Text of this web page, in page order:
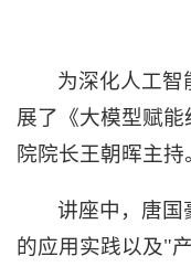
为深化人工智
展了《大模型赋
院院长王朝晖主持
讲座中，唐国
的应用实践以及"